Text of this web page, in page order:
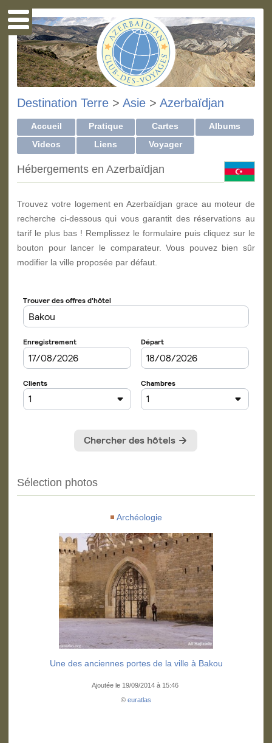
Destination Terre > Asie > Azerbaïdjan
Accueil Pratique Cartes
Albums
Videos
Liens Voyager
Hébergements en Azerbaïdjan
Trouvez votre logement en Azerbaïdjan grace au moteur de
recherche ci-dessous qui vous garantit des réservations au
tarif le plus bas ! Remplissez le formulaire puis cliquez sur le
bouton pour lancer le comparateur. Vous pouvez bien sûr
modifier la ville proposée par défaut.
Sélection photos
Archéologie
Une des anciennes portes de la ville à Bakou
Ajoutée le 19/09/2014 à 15:46
© euratlas